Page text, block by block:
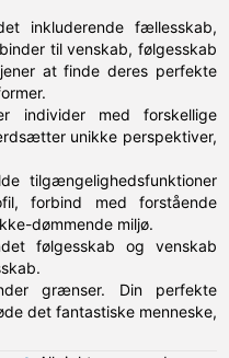
inkluderende fællesskab,
til venskab, følgesskab
at finde deres perfekte
individer med forskellige
unikke perspektiver,
tilgængelighedsfunktioner
forbind med forstående
dømmende miljø.
følgesskab og venskab
grænser. Din perfekte
det fantastiske menneske,